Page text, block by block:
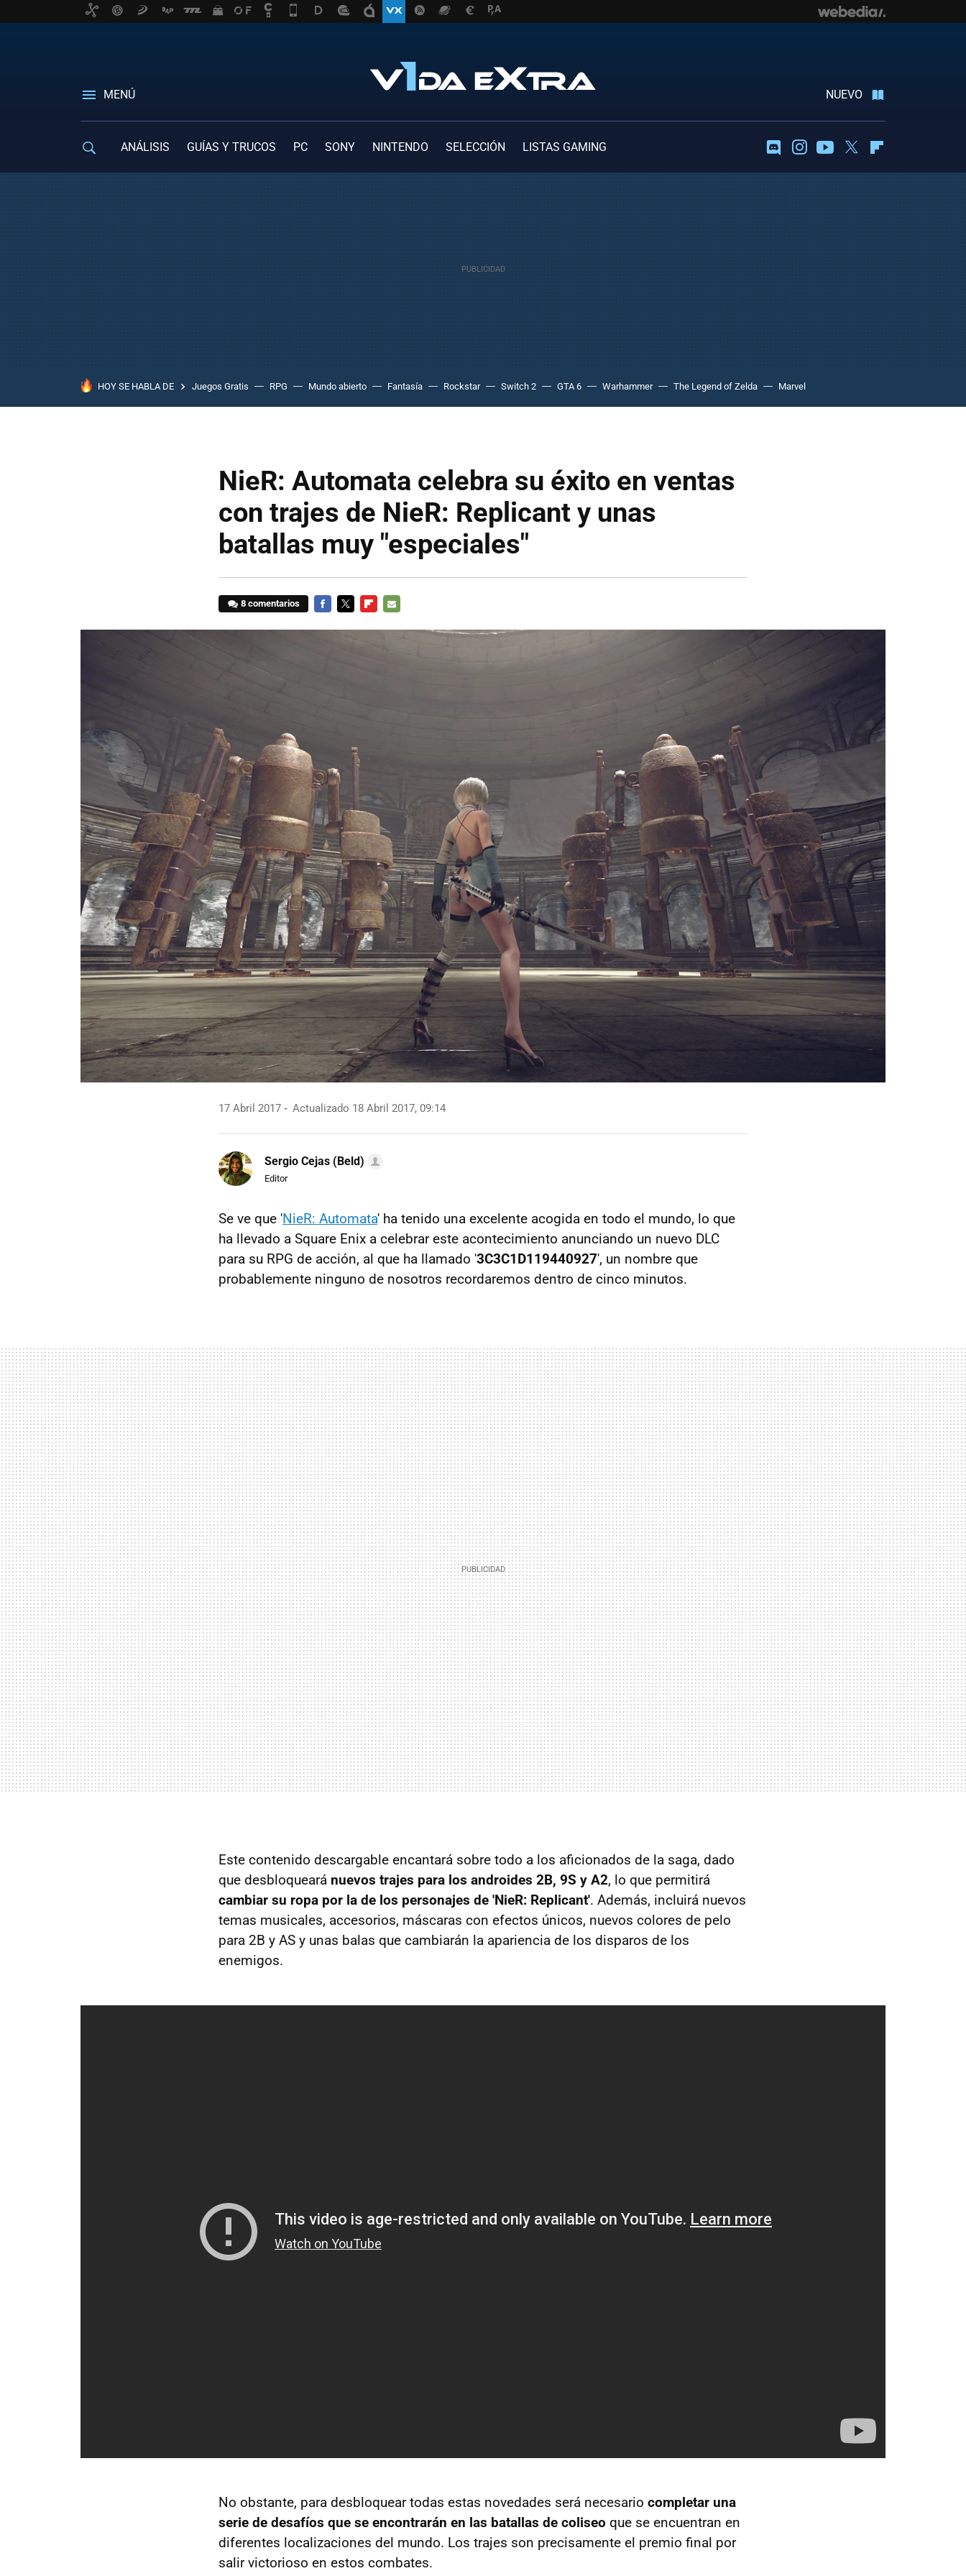
MENÚ NUEVO
ANÁLISIS GUÍAS Y TRUCOS PC SONY NINTENDO SELECCIÓN LISTAS GAMING DiscordInstagramYoutubeTwitter
HOY SE HABLA DE Juegos Gratis RPG Mundo abierto Fantasía Rockstar Switch 2 GTA 6 Warhammer The Legend of Zelda Marvel
NieR: Automata celebra su éxito en ventas
con trajes de NieR: Replicant y unas
batallas muy "especiales"
8 comentarios
17 Abril 2017 Actualizado 18 Abril 2017, 09:14
Sergio Cejas (Beld)
Editor
Se ve que 'NieR: Automata' ha tenido una excelente acogida en todo el mundo, lo que
ha llevado a Square Enix a celebrar este acontecimiento anunciando un nuevo DLC
para su RPG de acción, al que ha llamado '3C3C1D119440927', un nombre que
probablemente ninguno de nosotros recordaremos dentro de cinco minutos.
Este contenido descargable encantará sobre todo a los aficionados de la saga, dado
que desbloqueará nuevos trajes para los androides 2B, 9S y A2, lo que permitirá
cambiar su ropa por la de los personajes de 'NieR: Replicant'. Además, incluirá nuevos
temas musicales, accesorios, máscaras con efectos únicos, nuevos colores de pelo
para 2B y AS y unas balas que cambiarán la apariencia de los disparos de los
enemigos.
No obstante, para desbloquear todas estas novedades será necesario completar una
serie de desafíos que se encontrarán en las batallas de coliseo que se encuentran en
diferentes localizaciones del mundo. Los trajes son precisamente el premio final por
salir victorioso en estos combates.